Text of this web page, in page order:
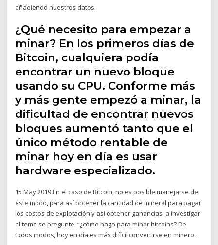
añadiendo nuestros datos.
¿Qué necesito para empezar a
minar? En los primeros días de
Bitcoin, cualquiera podía
encontrar un nuevo bloque
usando su CPU. Conforme más
y más gente empezó a minar, la
dificultad de encontrar nuevos
bloques aumentó tanto que el
único método rentable de
minar hoy en día es usar
hardware especializado.
15 May 2019 En el caso de Bitcoin, no es posible manejarse de
este modo, para así obtener la cantidad de mineral para pagar
los costos de explotación y así obtener ganancias. a investigar
el tema se pregunte: “¿cómo hago para minar bitcoins? De
todos modos, hoy en día es más difícil convertirse en minero.